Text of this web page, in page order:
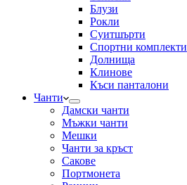
Блузи
Рокли
Суитшърти
Спортни комплекти
Долнища
Клинове
Къси панталони
Чанти
Дамски чанти
Мъжки чанти
Мешки
Чанти за кръст
Сакове
Портмонета